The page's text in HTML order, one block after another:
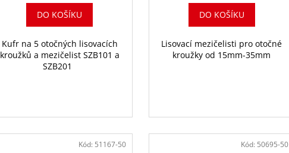
DO KOŠÍKU
Kufr na 5 otočných lisovacích
kroužků a mezičelist SZB101 a
SZB201
DO KOŠÍKU
Lisovací mezičelisti pro otočné
kroužky od 15mm-35mm
Kód: 51167-50 Kód: 50695-50